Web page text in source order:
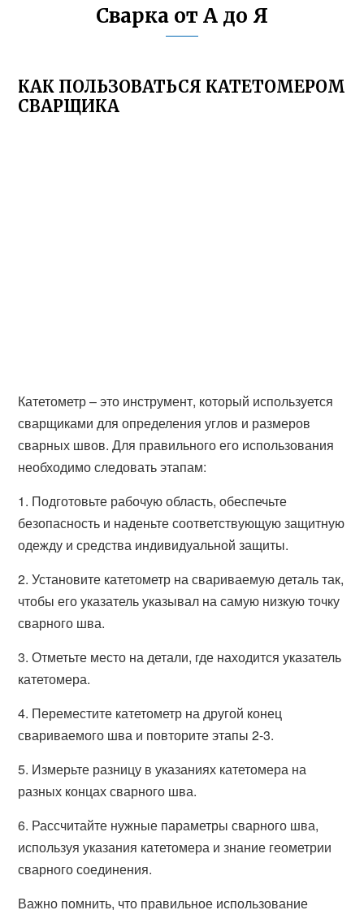
Сварка от А до Я
КАК ПОЛЬЗОВАТЬСЯ КАТЕТОМЕРОМ
СВАРЩИКА
Катетометр – это инструмент, который используется
сварщиками для определения углов и размеров
сварных швов. Для правильного его использования
необходимо следовать этапам:
1. Подготовьте рабочую область, обеспечьте
безопасность и наденьте соответствующую защитную
одежду и средства индивидуальной защиты.
2. Установите катетометр на свариваемую деталь так,
чтобы его указатель указывал на самую низкую точку
сварного шва.
3. Отметьте место на детали, где находится указатель
катетомера.
4. Переместите катетометр на другой конец
свариваемого шва и повторите этапы 2-3.
5. Измерьте разницу в указаниях катетомера на
разных концах сварного шва.
6. Рассчитайте нужные параметры сварного шва,
используя указания катетомера и знание геометрии
сварного соединения.
Важно помнить, что правильное использование